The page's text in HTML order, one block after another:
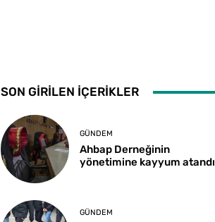
SON GİRİLEN İÇERİKLER
GÜNDEM
Ahbap Derneğinin
yönetimine kayyum atandı
GÜNDEM